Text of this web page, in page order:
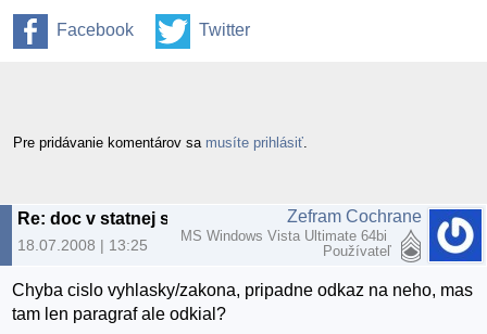
Facebook Twitter
Pre pridávanie komentárov sa musíte prihlásiť
Re: doc v statnej sprave
18.07.2008 | 13:25
Zefram Cochrane
MS Windows Vista Ultimate 64bi
Používateľ
Chyba cislo vyhlasky/zakona, pripadne odkaz na neho, mas
tam len paragraf ale odkial?